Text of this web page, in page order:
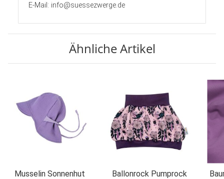
E-Mail: info@suessezwerge.de
Ähnliche Artikel
Musselin Sonnenhut
Ballonrock Pumprock